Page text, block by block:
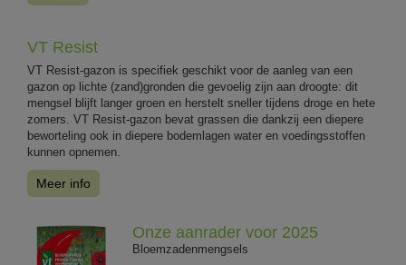
VT Resist
VT Resist-gazon is specifiek geschikt voor de aanleg van een
gazon op lichte (zand)gronden die gevoelig zijn aan droogte: dit
mengsel blijft langer groen en herstelt sneller tijdens droge en hete
zomers. VT Resist-gazon bevat grassen die dankzij een diepere
beworteling ook in diepere bodemlagen water en voedingsstoffen
kunnen opnemen.
Meer info
Onze aanrader voor 2025
Bloemzadenmengsels